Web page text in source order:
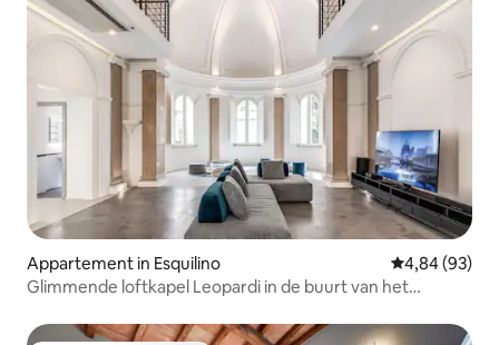
Appartement in Esquilino Gemiddelde
4,84 (93)
Glimmende loftkapel Leopardi in de buurt van het